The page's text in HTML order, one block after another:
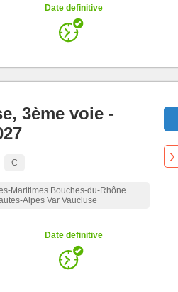
Date definitive
3ème voie -
C
Maritimes Bouches-du-Rhône
Alpes Var Vaucluse
Date definitive